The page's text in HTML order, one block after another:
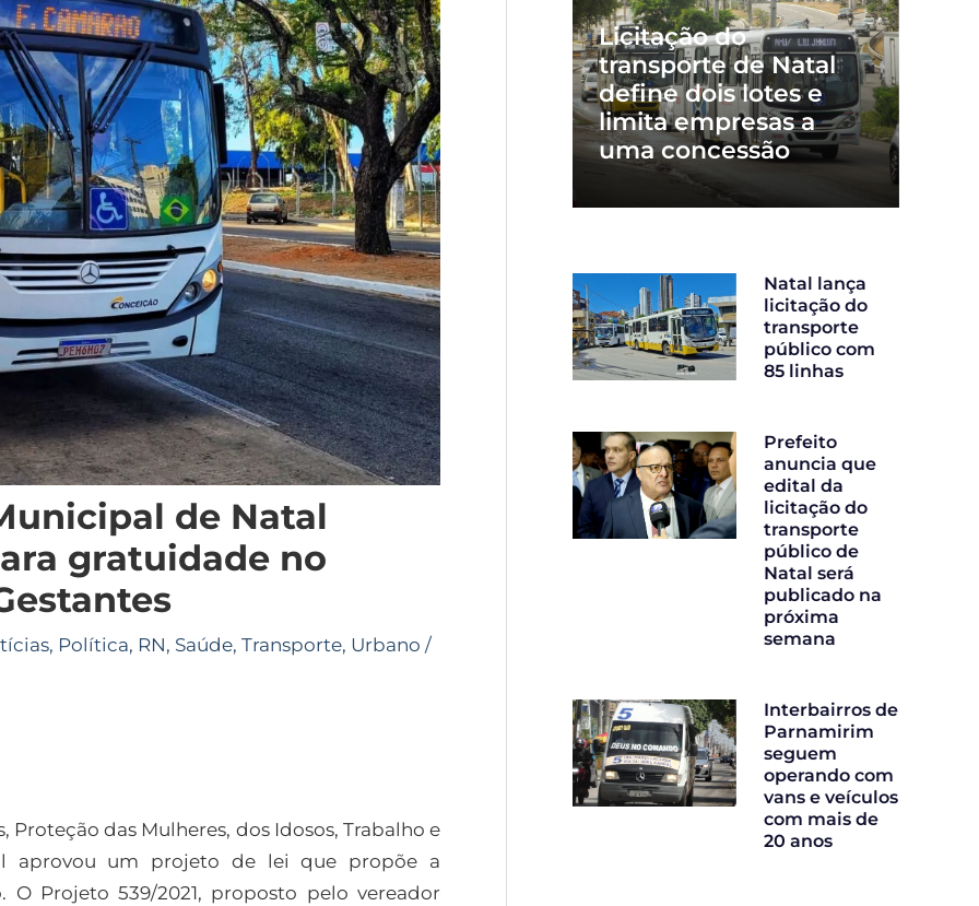
de Natal
gratuidade no
, Política, RN, Saúde, Transporte, Urbano /
das Mulheres, dos Idosos, Trabalho e
aprovou um projeto de lei que propõe a
Projeto 539/2021, proposto pelo vereador
Licitação do
transporte de Natal
define dois lotes e
limita empresas a
uma concessão
Natal lança
licitação do
transporte
público com
85 linhas
Prefeito
anuncia que
edital da
licitação do
transporte
público de
Natal será
publicado na
próxima
semana
Interbairros de
Parnamirim
seguem
operando com
vans e veículos
com mais de
20 anos